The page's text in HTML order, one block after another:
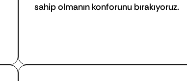
sahip olmanın konforunu bırakıyoruz.